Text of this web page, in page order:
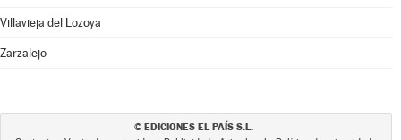
Villavieja del Lozoya
Zarzalejo
© EDICIONES EL PAÍS S.L.